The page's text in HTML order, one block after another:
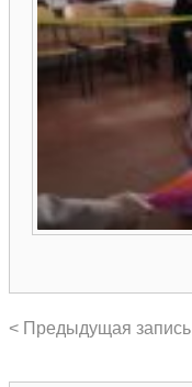
< Предыдущая запись